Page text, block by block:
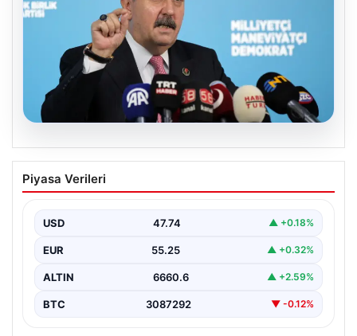
BBP Genel Başkanı Destici’den çerçeve
yasa tepkisi: Terör örgütü
Büyük Birlik Partisi Genel Başkanı Mustafa Destici,
toplantısında Meclis…
Piyasa Verileri
USD 47.74 ▲ +0.18%
EUR 55.25 ▲ +0.32%
ALTIN 6660.6 ▲ +2.59%
BTC 3087292 ▼ -0.12%